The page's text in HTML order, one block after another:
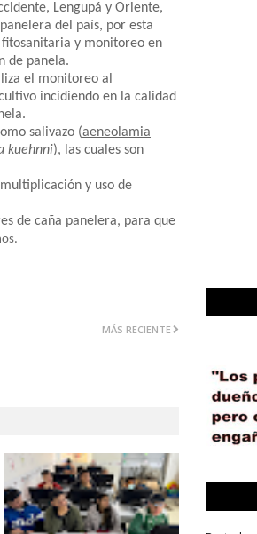
Lengupá y Oriente,
del país, por esta
fitosanitaria y monitoreo en
de panela.
el monitoreo al
incidiendo en la calidad
salivazo (aeneolamia
kuehnni), las cuales son
y uso de
de caña panelera, para que
MÁS RECIENTE